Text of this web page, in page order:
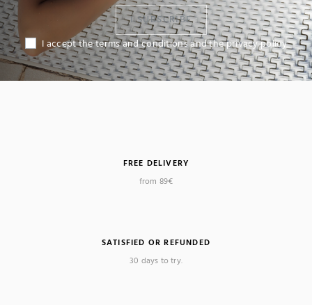
I SUBSCRIBE
I accept the terms and conditions and the privacy policy
FREE DELIVERY
from 89€
SATISFIED OR REFUNDED
30 days to try.